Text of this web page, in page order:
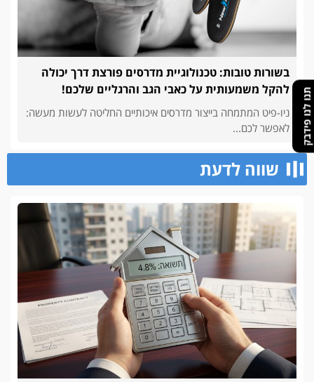
תנו לנו פידבק
בשורות טובות: טכנולוגיית מדרסים פורצת דרך יכולה
להקל משמעותית על כאבי הגב והרגליים שלכם!
ניו-פיט המתמחה בייצור מדרסים איכותיים החליטה לעשות מעשה:
לאפשר לכם...
שווה לדעת